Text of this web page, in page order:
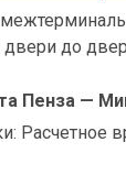
двери до
Пенза —
Расчетное